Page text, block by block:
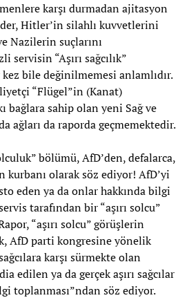
karşı durmadan ajitasyon
Hitler’in silahlı kuvvetlerini
Nazilerin suçlarını
“Aşırı sağcılık”
bile değinilmemesi anlamlıdır.
“Flügel”in (Kanat)
bağlara sahip olan yeni Sağ ve
ağları da raporda geçmemektedir.
bölümü, AfD’den, defalarca,
kurbanı olarak söz ediyor! AfD’yi
eden ya da onlar hakkında bilgi
tarafından bir “aşırı solcu”
“aşırı solcu” görüşlerin
AfD parti kongresine yönelik
karşı sürmekte olan
edilen ya da gerçek aşırı sağcılar
toplanması”ndan söz ediyor.